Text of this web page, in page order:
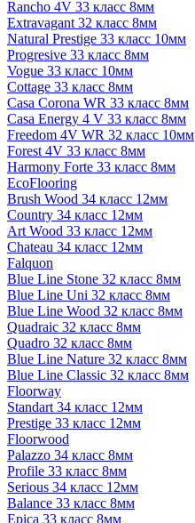
Rancho 4V 33 класс 8мм
Extravagant 32 класс 8мм
Natural Prestige 33 класс 10мм
Progresive 33 класс 8мм
Vogue 33 класс 10мм
Cottage 33 класс 8мм
Casa Corona WR 33 класс 8мм
Casa Energy 4 V 33 класс 8мм
Freedom 4V WR 32 класс 10мм
Forest 4V 33 класс 8мм
Harmony Forte 33 класс 8мм
EcoFlooring
Brush Wood 34 класс 12мм
Country 34 класс 12мм
Art Wood 33 класс 12мм
Chateau 34 класс 12мм
Falquon
Blue Line Stone 32 класс 8мм
Blue Line Uni 32 класс 8мм
Blue Line Wood 32 класс 8мм
Quadraic 32 класс 8мм
Quadro 32 класс 8мм
Blue Line Nature 32 класс 8мм
Blue Line Classic 32 класс 8мм
Floorway
Standart 34 класс 12мм
Prestige 33 класс 12мм
Floorwood
Palazzo 34 класс 8мм
Profile 33 класс 8мм
Serious 34 класс 12мм
Balance 33 класс 8мм
Epica 33 класс 8мм